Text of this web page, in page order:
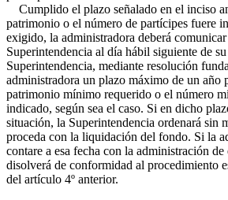
Cumplido el plazo señalado en el inciso
patrimonio o el número de partícipes fuere
exigido, la administradora deberá comunicar
Superintendencia al día hábil siguiente de
Superintendencia, mediante resolución
administradora un plazo máximo de un año
patrimonio mínimo requerido o el número
indicado, según sea el caso. Si en dicho
situación, la Superintendencia ordenará sin
proceda con la liquidación del fondo. Si la
contare a esa fecha con la administración de
disolverá de conformidad al procedimiento
del artículo 4º anterior.